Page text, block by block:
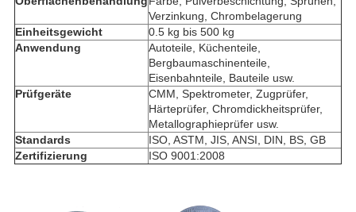
Verzinkung, Chrombelagerung
Einheitsgewicht
0.5 kg bis 500 kg
Anwendung
Autoteile, Küchenteile,
Bergbaumaschinenteile,
Eisenbahnteile, Bauteile usw.
Prüfgeräte
CMM, Spektrometer, Zugprüfer,
Härteprüfer, Chromdickheitsprüfer,
Metallographieprüfer usw.
Standards
ISO, ASTM, JIS, ANSI, DIN, BS, GB
Zertifizierung
ISO 9001:2008